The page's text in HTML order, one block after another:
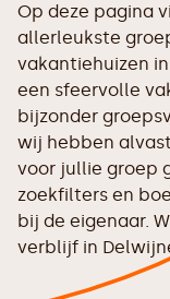
Op deze pagina
allerleukste
vakantiehuizen
een sfeervolle
bijzonder
wij hebben
voor jullie groep
zoekfilters en
bij de eigenaar.
verblijf in